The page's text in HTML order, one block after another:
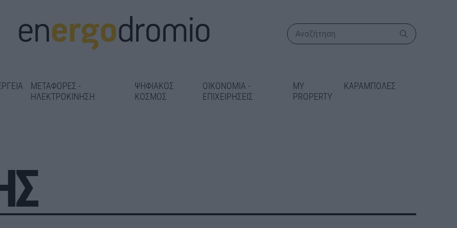
ΜΕΤΑΦΟΡΕΣ -
ΗΛΕΚΤΡΟΚΙΝΗΣΗ
ΨΗΦΙΑΚΟΣ
ΚΟΣΜΟΣ
ΟΙΚΟΝΟΜΙΑ -
ΕΠΙΧΕΙΡΗΣΕΙΣ
MY
PROPERTY
ΚΑΡΑΜΠΟΛΕΣ
1,86 εκατ.
–
σιδηροτροχιών στις Γραμμές
ραντάρ στο Καστέλι – Χ.